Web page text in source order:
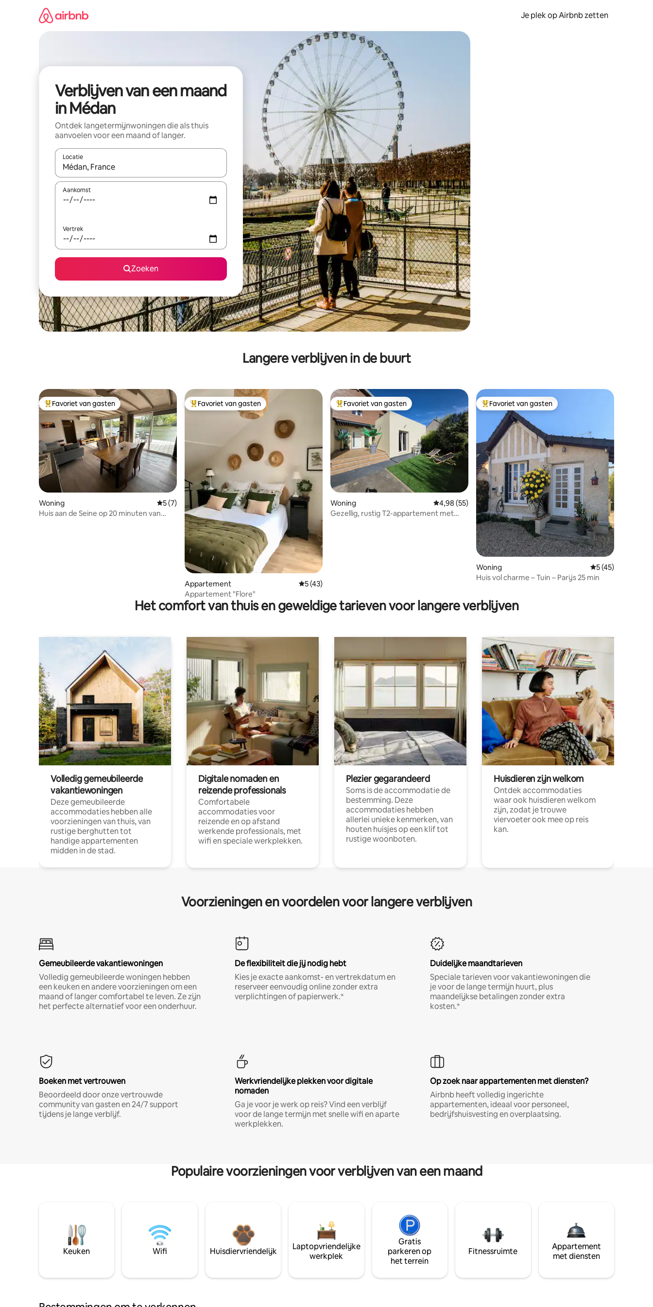
Je plek op Airbnb zetten
Verblijven van een maand
in Médan
Ontdek langetermijnwoningen die als thuis
aanvoelen voor een maand of langer.
Locatie
Wanneer er resultaten beschikbaar zijn, maak je een keuze met je de pijltjestoetsen omhoog en omlaag, óf door te tikken of swipen.
Aankomst
Vertrek
Zoeken
Langere verblijven in de buurt
Topfavoriet van gasten
Favoriet van gasten
Woning Gemiddelde beoordeling van 5 op 5, 7 recensies
5 (7)
Huis aan de Seine op 20 minuten van
Topfavoriet van gasten
Favoriet van gasten
Appartement Gemiddelde beoordeling van 5 op 5, 43 recensies
5 (43)
Appartement "Flore"
Topfavoriet van gasten
Favoriet van gasten
Woning Gemiddelde beoordeling van 4,98 op 5, 55 recensies
4,98 (55)
Gezellig, rustig T2-appartement met
Topfavoriet van gasten
Favoriet van gasten
Woning Gemiddelde
5 (45)
Huis vol charme – Tuin – Parijs 25 min
Het comfort van thuis en geweldige tarieven voor langere verblijven
Volledig gemeubileerde
vakantiewoningen
Deze gemeubileerde
accommodaties hebben alle
voorzieningen van thuis, van
rustige berghutten tot
handige appartementen
midden in de stad.
Digitale nomaden en
reizende professionals
Comfortabele
accommodaties voor
reizende en op afstand
werkende professionals, met
wifi en speciale werkplekken.
Plezier gegarandeerd
Soms is de accommodatie de
bestemming. Deze
accommodaties hebben
allerlei unieke kenmerken, van
houten huisjes op een klif tot
rustige woonboten.
Huisdieren zijn welkom
Ontdek accommodaties
waar ook huisdieren welkom
zijn, zodat je trouwe
viervoeter ook mee op reis
kan.
Voorzieningen en voordelen voor langere verblijven
Gemeubileerde vakantiewoningen
Volledig gemeubileerde woningen hebben
een keuken en andere voorzieningen om een
maand of langer comfortabel te leven. Ze zijn
het perfecte alternatief voor een onderhuur.
De flexibiliteit die jij nodig hebt
Kies je exacte aankomst- en vertrekdatum en
reserveer eenvoudig online zonder extra
verplichtingen of papierwerk.*
Duidelijke maandtarieven
Speciale tarieven voor vakantiewoningen die
je voor de lange termijn huurt, plus
maandelijkse betalingen zonder extra
kosten.*
Boeken met vertrouwen
Beoordeeld door onze vertrouwde
community van gasten en 24/7 support
tijdens je lange verblijf.
Werkvriendelijke plekken voor digitale
nomaden
Ga je voor je werk op reis? Vind een verblijf
voor de lange termijn met snelle wifi en aparte
werkplekken.
Op zoek naar appartementen met diensten?
Airbnb heeft volledig ingerichte
appartementen, ideaal voor personeel,
bedrijfshuisvesting en overplaatsing.
Populaire voorzieningen voor verblijven van een maand
Keuken Wifi Huisdiervriendelijk
Laptopvriendelijke
werkplek
Gratis
parkeren op
het terrein
Fitnessruimte
Appartement
met diensten